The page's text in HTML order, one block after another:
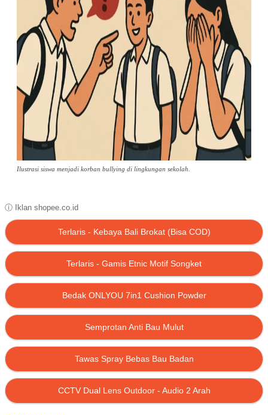
Ilustrasi siswa menjadi korban bullying di lingkungan sekolah.
ⓘ Iklan shopee.co.id
Terlaris - Kebaya Bali Brokat (Bisa COD)
Terlaris - Gamis Etnic Motif Songket
Bedak ONLYOU 7in1 Cushion Powder
Semprotan Anti Bau Mulut
Tawas Spray Bebas Bau Badan
CCTV Dual Lens Outdoor - Audio 2 Arah